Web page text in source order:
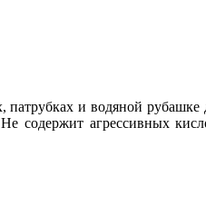
и водяной рубашке
содержит агрессивных